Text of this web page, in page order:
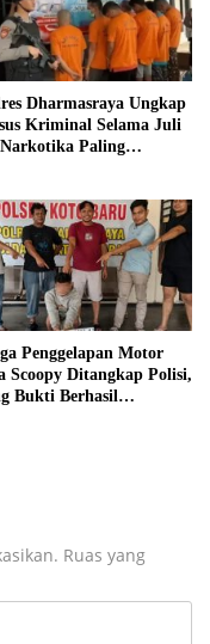
Dharmasraya Ungkap
Kriminal Selama Juli
Paling
Penggelapan Motor
Scoopy Ditangkap Polisi,
Bukti Berhasil
Ruas yang